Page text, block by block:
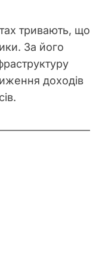
тривають, що
За його
доходів